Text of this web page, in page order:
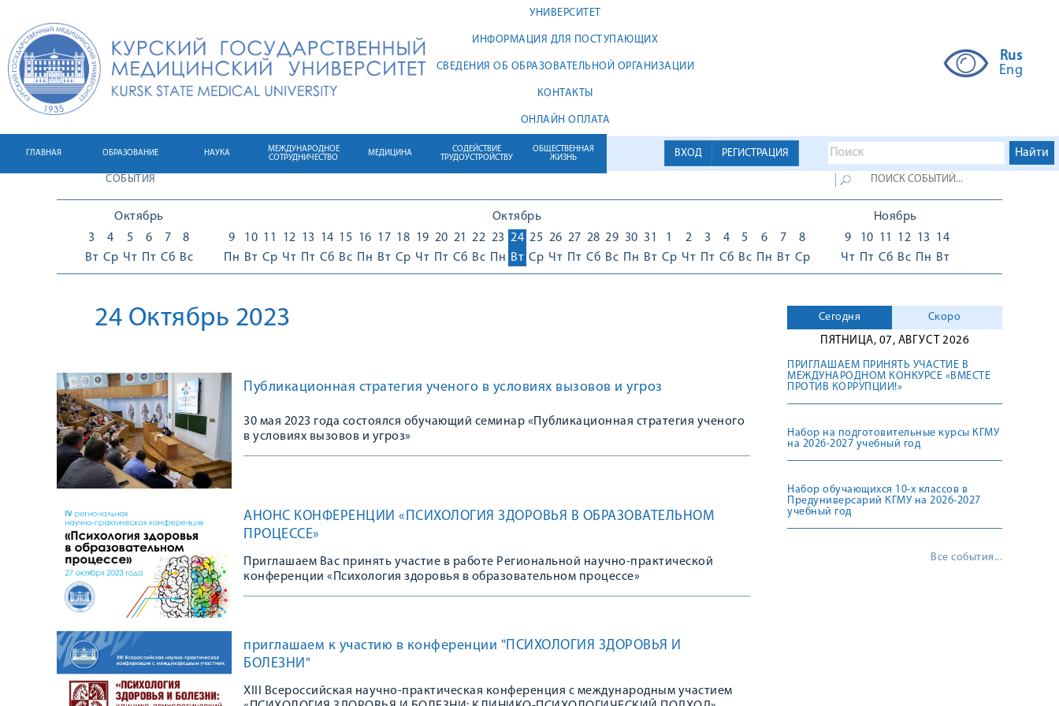
УНИВЕРСИТЕТ
ИНФОРМАЦИЯ ДЛЯ ПОСТУПАЮЩИХ
СВЕДЕНИЯ ОБ ОБРАЗОВАТЕЛЬНОЙ ОРГАНИЗАЦИИ
КОНТАКТЫ
ОНЛАЙН ОПЛАТА
Rus
Eng
ВХОД РЕГИСТРАЦИЯ
ГЛАВНАЯ ОБРАЗОВАНИЕ НАУКА
МЕЖДУНАРОДНОЕ
СОТРУДНИЧЕСТВО
МЕДИЦИНА
СОДЕЙСТВИЕ
ТРУДОУСТРОЙСТВУ
ОБЩЕСТВЕННАЯ
ЖИЗНЬ
СОБЫТИЯ
Октябрь
3
Вт
4
Ср
5
Чт
6
Пт
7
Сб
8
Вс
Октябрь
9
Пн
10
Вт
11
Ср
12
Чт
13
Пт
14
Сб
15
Вс
16
Пн
17
Вт
18
Ср
19
Чт
20
Пт
21
Сб
22
Вс
23
Пн
24
Вт
25
Ср
26
Чт
27
Пт
28
Сб
29
Вс
30
Пн
31
Вт
1
Ср
2
Чт
3
Пт
4
Сб
5
Вс
6
Пн
7
Вт
8
Ср
Ноябрь
9
Чт
10
Пт
11
Сб
12
Вс
13
Пн
14
Вт
24 Октябрь 2023
Публикационная стратегия ученого в условиях вызовов и угроз
30 мая 2023 года состоялся обучающий семинар «Публикационная стратегия ученого
в условиях вызовов и угроз»
АНОНС КОНФЕРЕНЦИИ «ПСИХОЛОГИЯ ЗДОРОВЬЯ В ОБРАЗОВАТЕЛЬНОМ
ПРОЦЕССЕ»
Приглашаем Вас принять участие в работе Региональной научно-практической
конференции «Психология здоровья в образовательном процессе»
приглашаем к участию в конференции "ПСИХОЛОГИЯ ЗДОРОВЬЯ И
БОЛЕЗНИ"
XIII Всероссийская научно-практическая конференция с международным участием
Сегодня
Скоро
ПЯТНИЦА, 07, АВГУСТ 2026
ПРИГЛАШАЕМ ПРИНЯТЬ УЧАСТИЕ В
МЕЖДУНАРОДНОМ КОНКУРСЕ «ВМЕСТЕ
ПРОТИВ КОРРУПЦИИ!»
Набор на подготовительные курсы КГМУ
на 2026-2027 учебный год
Набор обучающихся 10-х классов в
Предуниверсарий КГМУ на 2026-2027
учебный год
Все события...